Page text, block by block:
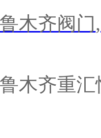
木齐阀门,
木齐重